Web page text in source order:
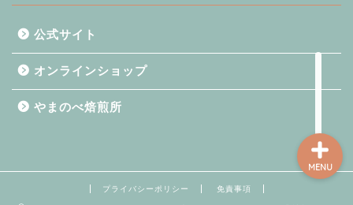
公式サイト
オンラインショップ
やまのべ焙煎所
プライバシーポリシー 免責事項
MENU